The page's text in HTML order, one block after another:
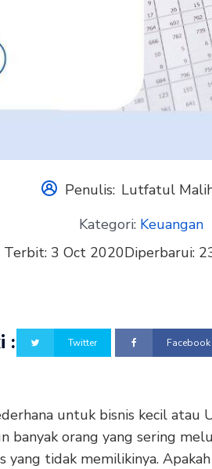
Penulis: Lutfatul
Kategori: Keuangan
Terbit: 3 Oct 2020Diperbarui:
: Twitter Facebook
untuk bisnis kecil atau
banyak orang yang sering
yang tidak memilikinya.